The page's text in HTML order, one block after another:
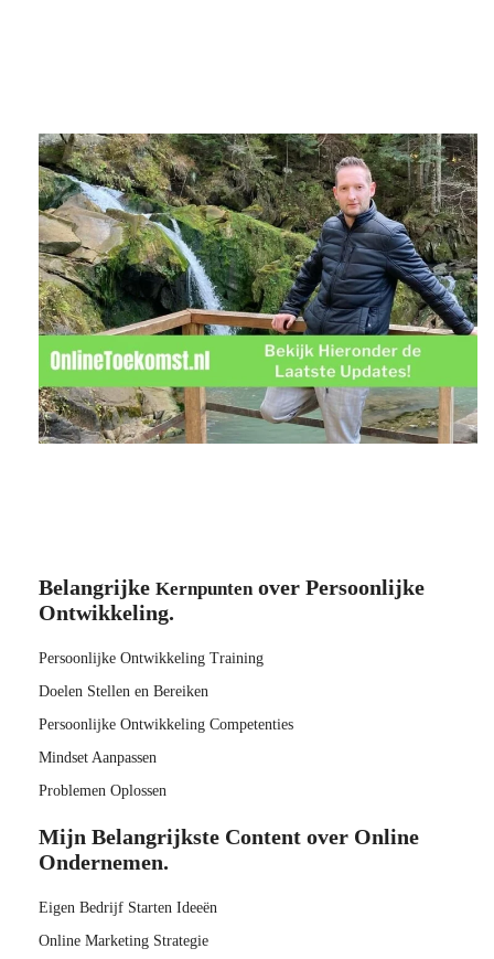
Belangrijke Kernpuntenover Persoonlijke
Ontwikkeling.
Persoonlijke Ontwikkeling Training
Doelen Stellen en Bereiken
Persoonlijke Ontwikkeling Competenties
Mindset Aanpassen
Problemen Oplossen
Mijn Belangrijkste Content over Online
Ondernemen.
Eigen Bedrijf Starten Ideeën
Online Marketing Strategie